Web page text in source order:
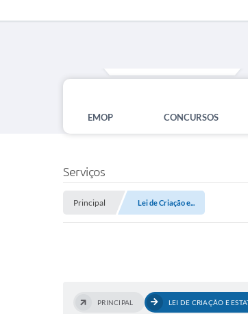
EMOP CONCURSOS
Serviços
Principal Lei de Criação e...
PRINCIPAL LEI DE CRIAÇÃO E